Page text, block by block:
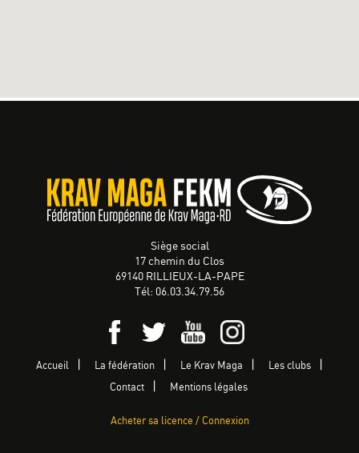
Siège social
17 chemin du Clos
69140 RILLIEUX-LA-PAPE
Tél: 06.03.34.79.56
Accueil La fédération Le Krav Maga Les clubs
Contact Mentions légales
Acheter sa licence / Connexion